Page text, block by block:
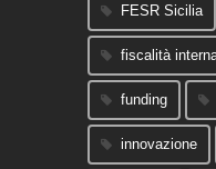
FESR Sicilia
fiscalità
funding
innovazione